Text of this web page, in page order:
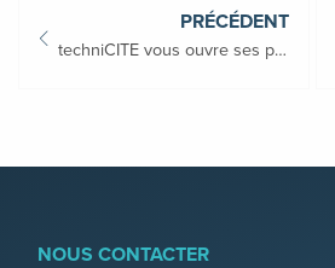
PRÉCÉDENT
techniCITE vous ouvre ses portes le 17 octobre 2019 !
NOUS CONTACTER